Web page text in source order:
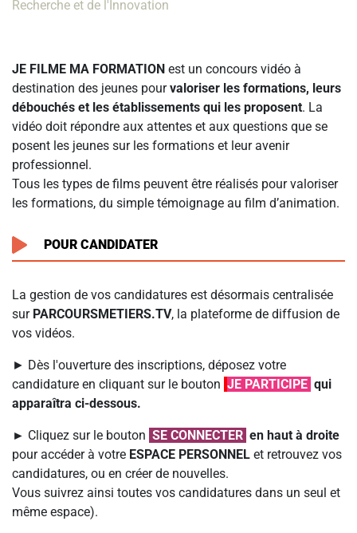
Recherche et de l'Innovation
JE FILME MA FORMATION est un concours vidéo à
destination des jeunes pourvaloriser les formations, leurs
débouchés et les établissements qui les proposent. La
vidéo doit répondre aux attentes et aux questions que se
posent les jeunes sur les formations et leur avenir
professionnel.
Tous les types de films peuvent être réalisés pour valoriser
les formations, du simple témoignage au film d’animation.
POUR CANDIDATER
La gestion de vos candidatures est désormais centralisée
sur PARCOURSMETIERS.TV, la plateforme de diffusion de
vos vidéos.
► Dès l'ouverture des inscriptions, déposez votre
candidature en cliquant sur le bouton JE PARTICIPE qui
apparaîtra ci-dessous.
► Cliquez sur le bouton SE CONNECTER en haut à droite
pour accéder à votre ESPACE PERSONNEL et retrouvez vos
candidatures, ou en créer de nouvelles.
Vous suivrez ainsi toutes vos candidatures dans un seul et
même espace).